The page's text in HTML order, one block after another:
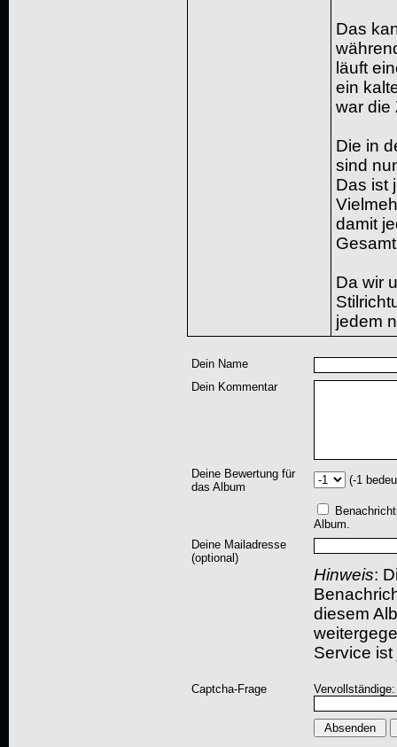
Das
läuft
ein
war die
Die in
sind
Das ist
damit
Da wir
jedem
Dein Name
Dein Kommentar
Deine Bewertung für
das Album
(-1
Album.
Deine Mailadresse
(optional)
Hinweis:
diesem
Service
Captcha-Frage